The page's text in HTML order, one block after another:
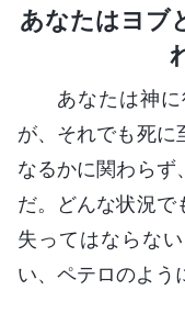
あなたはヨブ
あなたは神
が、それでも死に
なるかに関わらず
だ。どんな状況で
失ってはならな
い、ペテロのよう